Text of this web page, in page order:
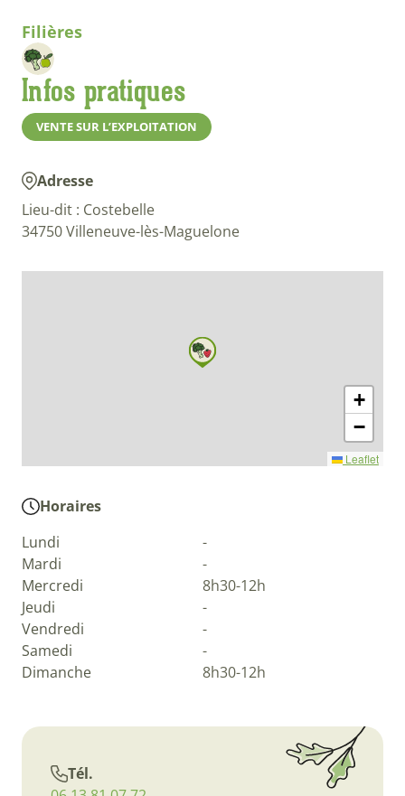
Filières
Infos pratiques
VENTE SUR L’EXPLOITATION
Adresse
Lieu-dit : Costebelle
34750 Villeneuve-lès-Maguelone
+
−
Leaflet
Horaires
Lundi
-
Mardi
-
Mercredi
8h30-12h
Jeudi
-
Vendredi
-
Samedi
-
Dimanche
8h30-12h
Tél.